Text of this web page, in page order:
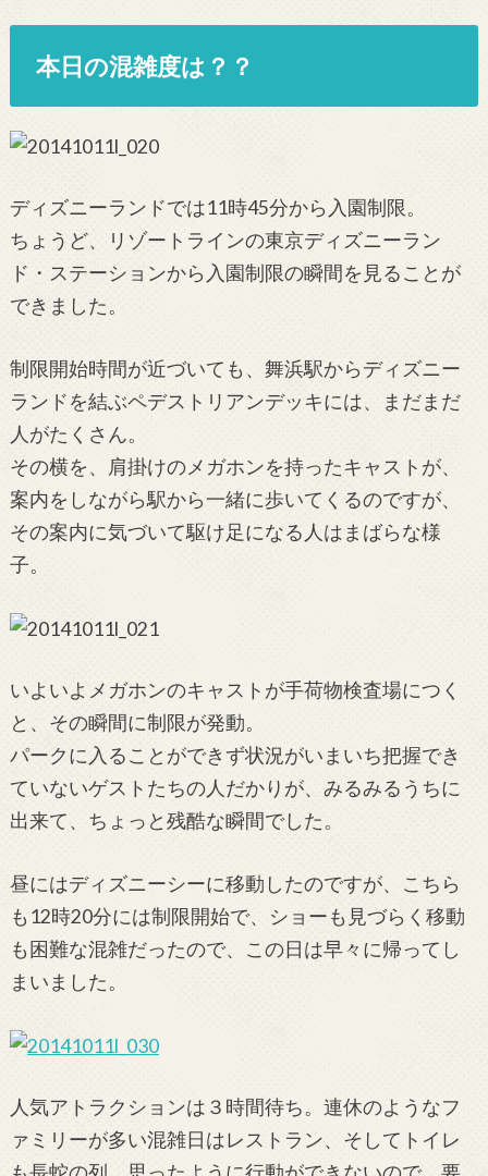
本日の混雑度は？？
ディズニーランドでは11時45分から入園制限。
ちょうど、リゾートラインの東京ディズニーラン
ド・ステーションから入園制限の瞬間を見ることが
できました。
制限開始時間が近づいても、舞浜駅からディズニー
ランドを結ぶペデストリアンデッキには、まだまだ
人がたくさん。
その横を、肩掛けのメガホンを持ったキャストが、
案内をしながら駅から一緒に歩いてくるのですが、
その案内に気づいて駆け足になる人はまばらな様
子。
いよいよメガホンのキャストが手荷物検査場につく
と、その瞬間に制限が発動。
パークに入ることができず状況がいまいち把握でき
ていないゲストたちの人だかりが、みるみるうちに
出来て、ちょっと残酷な瞬間でした。
昼にはディズニーシーに移動したのですが、こちら
も12時20分には制限開始で、ショーも見づらく移動
も困難な混雑だったので、この日は早々に帰ってし
まいました。
人気アトラクションは３時間待ち。連休のようなフ
ァミリーが多い混雑日はレストラン、そしてトイレ